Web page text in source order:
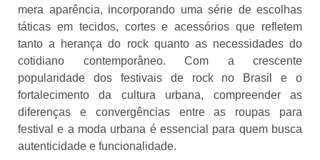
mera aparência, incorporando uma série de escolhas
táticas em tecidos, cortes e acessórios que refletem
tanto a herança do rock quanto as necessidades do
cotidiano contemporâneo. Com a crescente
popularidade dos festivais de rock no Brasil e o
fortalecimento da cultura urbana, compreender as
diferenças e convergências entre as roupas para
festival e a moda urbana é essencial para quem busca
autenticidade e funcionalidade.